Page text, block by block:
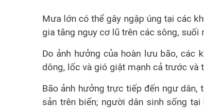
Mưa lớn có thể gây ngập úng tại các
gia tăng nguy cơ lũ trên các sông,
Do ảnh hưởng của hoàn lưu bão, các
dông, lốc và gió giật mạnh cả trước và
Bão ảnh hưởng trực tiếp đến ngư dân,
sản trên biển; người dân sinh sống